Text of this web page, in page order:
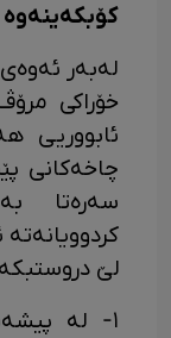
لەبەر
خۆراکی
ئابووریی
چاخەکانی
سەرەتا بە
کردوویانەتە
لێ
١- لە